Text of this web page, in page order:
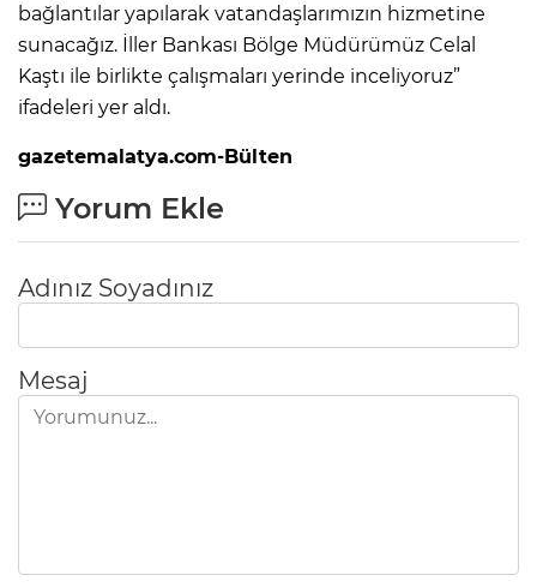
bağlantılar yapılarak vatandaşlarımızın hizmetine
sunacağız. İller Bankası Bölge Müdürümüz Celal
Kaştı ile birlikte çalışmaları yerinde inceliyoruz”
ifadeleri yer aldı.
gazetemalatya.com-Bülten
Yorum Ekle
Adınız Soyadınız
Mesaj